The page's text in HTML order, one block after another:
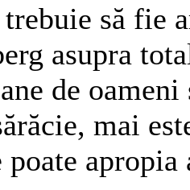
să fie
asupra
de oameni
mai
apropia